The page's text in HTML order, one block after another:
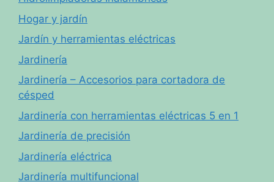
Hogar y jardín
Jardín y herramientas eléctricas
Jardinería
Jardinería – Accesorios para cortadora de
césped
Jardinería con herramientas eléctricas 5 en 1
Jardinería de precisión
Jardinería eléctrica
Jardinería multifuncional